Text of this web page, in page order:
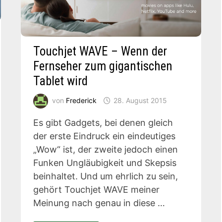
Touchjet WAVE – Wenn der
Fernseher zum gigantischen
Tablet wird
von Frederick 28. August 2015
Es gibt Gadgets, bei denen gleich
der erste Eindruck ein eindeutiges
„Wow“ ist, der zweite jedoch einen
Funken Ungläubigkeit und Skepsis
beinhaltet. Und um ehrlich zu sein,
gehört Touchjet WAVE meiner
Meinung nach genau in diese …